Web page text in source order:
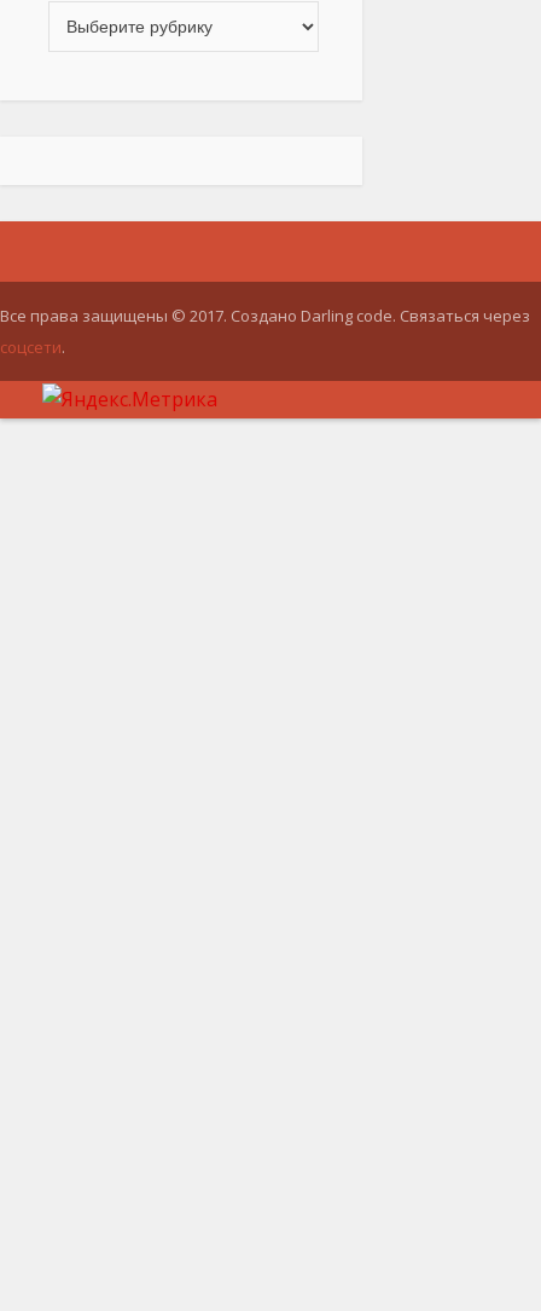
Все права защищены © 2017. Создано Darling code. Связаться через
соцсети.